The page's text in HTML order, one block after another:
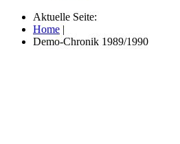
Aktuelle Seite:
Home |
Demo-Chronik 1989/1990